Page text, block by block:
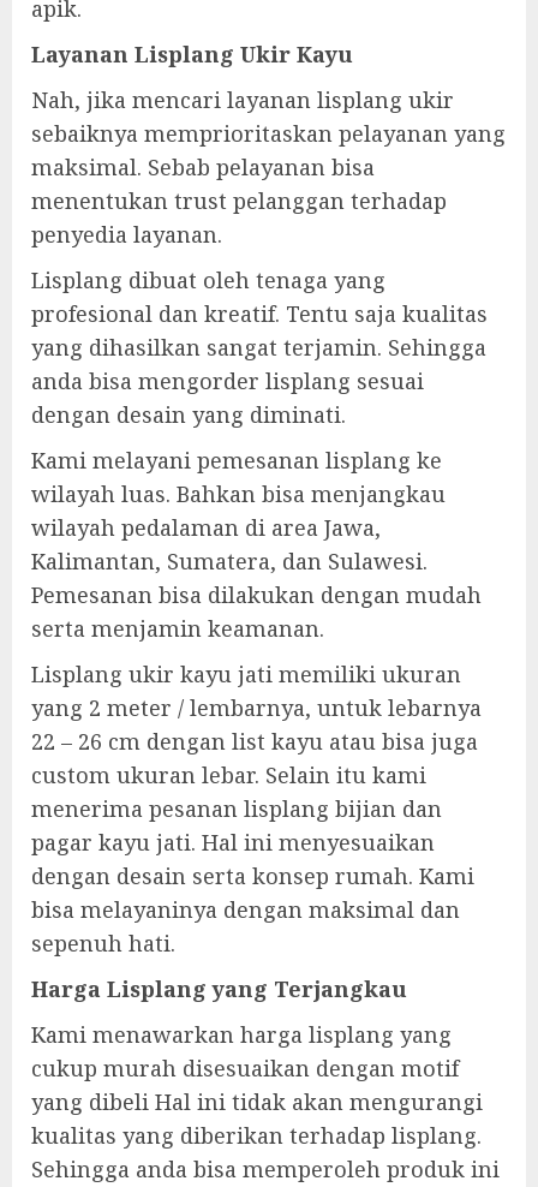
apik.
Layanan Lisplang Ukir Kayu
Nah, jika mencari layanan lisplang ukir
sebaiknya memprioritaskan pelayanan yang
maksimal. Sebab pelayanan bisa
menentukan trust pelanggan terhadap
penyedia layanan.
Lisplang dibuat oleh tenaga yang
profesional dan kreatif. Tentu saja kualitas
yang dihasilkan sangat terjamin. Sehingga
anda bisa mengorder lisplang sesuai
dengan desain yang diminati.
Kami melayani pemesanan lisplang ke
wilayah luas. Bahkan bisa menjangkau
wilayah pedalaman di area Jawa,
Kalimantan, Sumatera, dan Sulawesi.
Pemesanan bisa dilakukan dengan mudah
serta menjamin keamanan.
Lisplang ukir kayu jati memiliki ukuran
yang 2 meter / lembarnya, untuk lebarnya
22 – 26 cm dengan list kayu atau bisa juga
custom ukuran lebar. Selain itu kami
menerima pesanan lisplang bijian dan
pagar kayu jati. Hal ini menyesuaikan
dengan desain serta konsep rumah. Kami
bisa melayaninya dengan maksimal dan
sepenuh hati.
Harga Lisplang yang Terjangkau
Kami menawarkan harga lisplang yang
cukup murah disesuaikan dengan motif
yang dibeli Hal ini tidak akan mengurangi
kualitas yang diberikan terhadap lisplang.
Sehingga anda bisa memperoleh produk ini